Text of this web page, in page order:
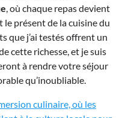
, où chaque repas devient
le présent de la cuisine du
que j’ai testés offrent un
cette richesse, et je suis
à rendre votre séjour
qu’inoubliable.
culinaire, où les